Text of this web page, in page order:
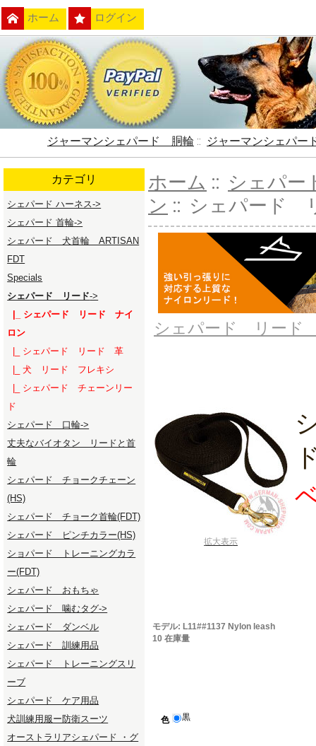
ホーム ログイン
ジャーマンシェパード 胴輪 :: ジャーマンシェパ
カテゴリ
シェパード ハーネス->
シェパード 首輪->
シェパード 犬首輪 ARTISAN
FDT
Specials
シェパード リード->
|_ シェパード リード ナイ
ロン
|_ シェパード リード 革
|_ 犬 リード フレキシ
|_ シェパード チェーンリー
ド
シェパード 口輪->
丈夫なバイオタン リードと首
輪
シェパード チョークチェーン
(HS)
シェパード チョーク首輪(FDT)
シェパード ピンチカラー(HS)
ショパード トレーニングカラ
ー(FDT)
シェパード おもちゃ
シェパード 噛むタグ->
シェパード ダンベル
シェパード 訓練用品
シェパード トレーニングスリ
ーブ
シェパード ケア用品
犬訓練用服ー防衛スーツ
オーストラリアシェパード ・グ
ホーム :: シェパ
ン :: シェパード
シェパード リード
拡大表示
モデル: L11##1137 Nylon leash
10 在庫量
色 黒